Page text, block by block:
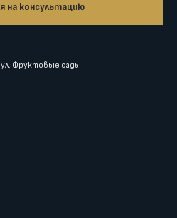
на консультацию
Фруктовые сады